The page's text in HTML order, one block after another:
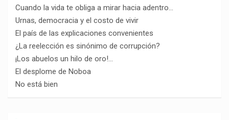
Cuando la vida te obliga a mirar hacia adentro…
Urnas, democracia y el costo de vivir
El país de las explicaciones convenientes
¿La reelección es sinónimo de corrupción?
¡Los abuelos un hilo de oro!…
El desplome de Noboa
No está bien